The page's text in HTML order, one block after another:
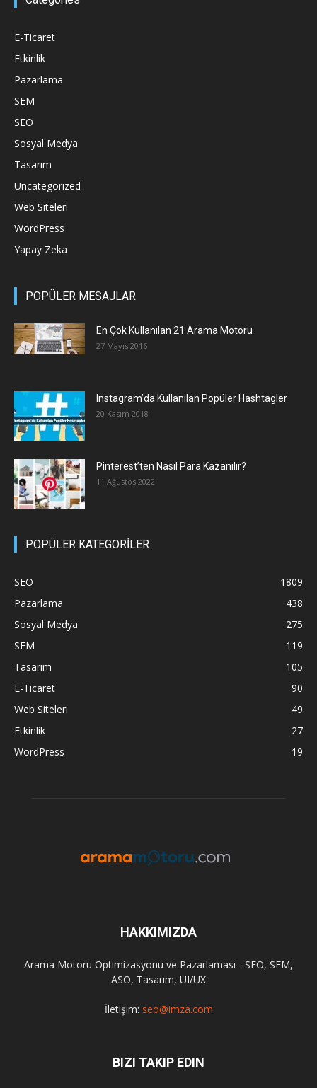
E-Ticaret
Etkinlik
Pazarlama
SEM
SEO
Sosyal Medya
Tasarım
Uncategorized
Web Siteleri
WordPress
Yapay Zeka
POPÜLER MESAJLAR
En Çok Kullanılan 21 Arama Motoru
27 Mayıs 2016
Instagram’da Kullanılan Popüler Hashtagler
20 Kasım 2018
Pinterest’ten Nasıl Para Kazanılır?
11 Ağustos 2022
POPÜLER KATEGORİLER
SEO
1809
Pazarlama
438
Sosyal Medya
275
SEM
119
Tasarım
105
E-Ticaret
90
Web Siteleri
49
Etkinlik
27
WordPress
19
HAKKIMIZDA
Arama Motoru Optimizasyonu ve Pazarlaması - SEO, SEM,
ASO, Tasarım, UI/UX
İletişim: seo@imza.com
BIZI TAKIP EDIN